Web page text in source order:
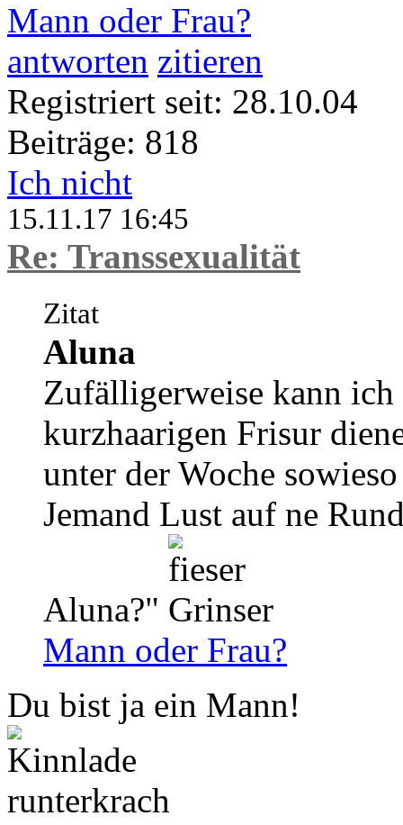
Mann oder Frau?
antworten zitieren
Registriert seit: 28.10.04
Beiträge: 818
Ich nicht
15.11.17 16:45
Re: Transsexualität
Zitat
Aluna
Zufälligerweise kann
kurzhaarigen Frisur
unter der Woche
Jemand Lust auf ne
Aluna?"
Mann oder Frau?
Du bist ja ein Mann!